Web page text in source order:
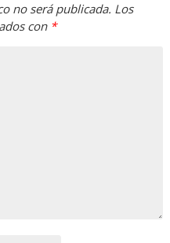
no será publicada. Los
con *